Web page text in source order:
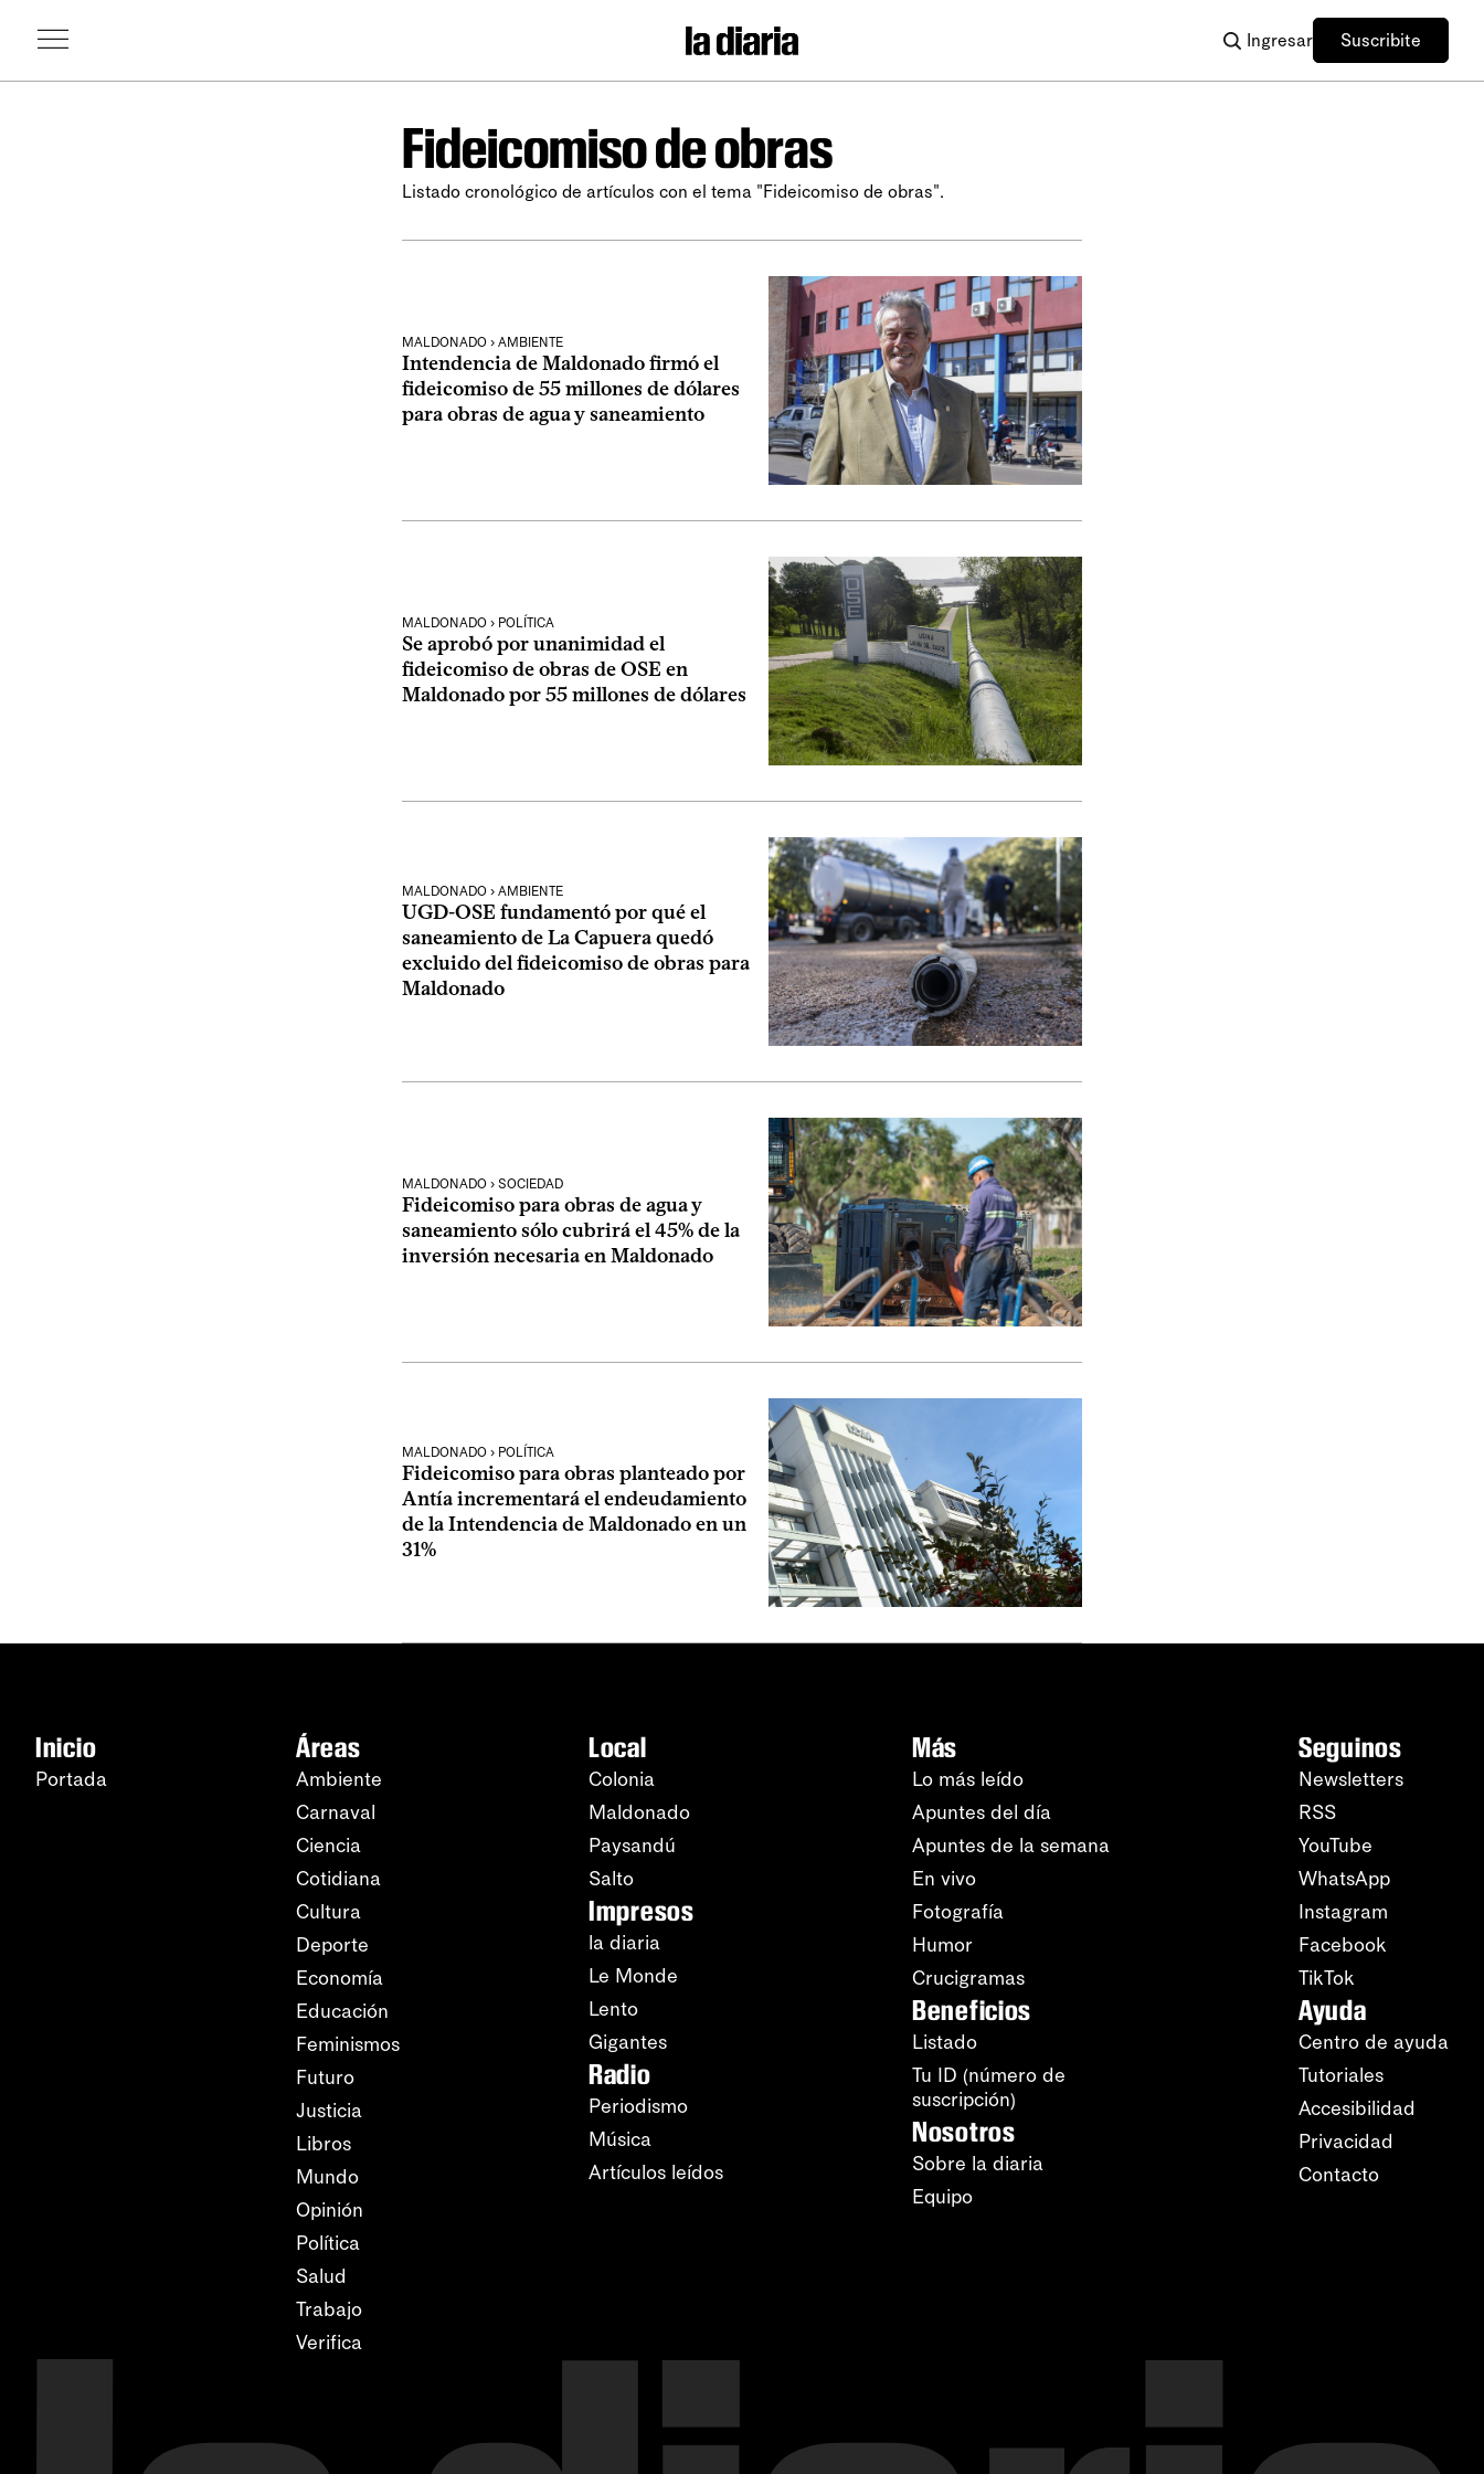
Ingresar Suscribite
Fideicomiso de obras
Listado cronológico de artículos con el tema "Fideicomiso de obras".
MALDONADO › AMBIENTE
Intendencia de Maldonado firmó el
fideicomiso de 55 millones de dólares
para obras de agua y saneamiento
MALDONADO › POLÍTICA
Se aprobó por unanimidad el
fideicomiso de obras de OSE en
Maldonado por 55 millones de dólares
MALDONADO › AMBIENTE
UGD-OSE fundamentó por qué el
saneamiento de La Capuera quedó
excluido del fideicomiso de obras para
Maldonado
MALDONADO › SOCIEDAD
Fideicomiso para obras de agua y
saneamiento sólo cubrirá el 45% de la
inversión necesaria en Maldonado
MALDONADO › POLÍTICA
Fideicomiso para obras planteado por
Antía incrementará el endeudamiento
de la Intendencia de Maldonado en un
31%
Inicio
Portada
Áreas
Ambiente
Carnaval
Ciencia
Cotidiana
Cultura
Deporte
Economía
Educación
Feminismos
Futuro
Justicia
Libros
Mundo
Opinión
Política
Salud
Trabajo
Verifica
Local
Colonia
Maldonado
Paysandú
Salto
Impresos
la diaria
Le Monde
Lento
Gigantes
Radio
Periodismo
Música
Artículos leídos
Más
Lo más leído
Apuntes del día
Apuntes de la semana
En vivo
Fotografía
Humor
Crucigramas
Beneficios
Listado
Tu ID (número de
suscripción)
Nosotros
Sobre la diaria
Equipo
Seguinos
Newsletters
RSS
YouTube
WhatsApp
Instagram
Facebook
TikTok
Ayuda
Centro de ayuda
Tutoriales
Accesibilidad
Privacidad
Contacto